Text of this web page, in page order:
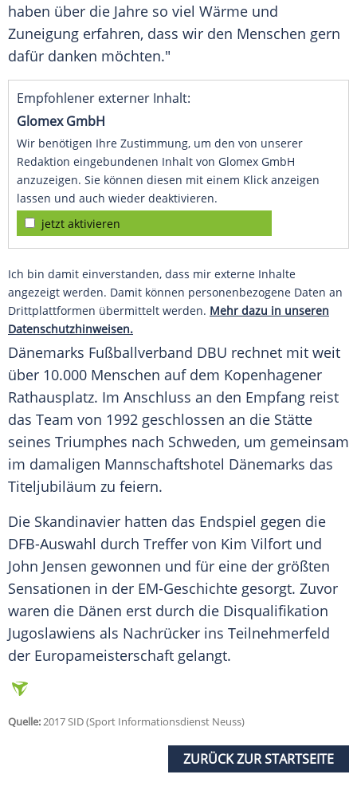
haben über die Jahre so viel Wärme und
Zuneigung erfahren, dass wir den Menschen gern
dafür danken möchten."
Empfohlener externer Inhalt:
Glomex GmbH
Wir benötigen Ihre Zustimmung, um den von unserer
Redaktion eingebundenen Inhalt von Glomex GmbH
anzuzeigen. Sie können diesen mit einem Klick anzeigen
lassen und auch wieder deaktivieren.
jetzt aktivieren
Ich bin damit einverstanden, dass mir externe Inhalte
angezeigt werden. Damit können personenbezogene Daten an
Drittplattformen übermittelt werden. Mehr dazu in unseren
Datenschutzhinweisen.
Dänemarks Fußballverband DBU rechnet mit weit
über 10.000 Menschen auf dem Kopenhagener
Rathausplatz. Im Anschluss an den Empfang reist
das Team von 1992 geschlossen an die Stätte
seines Triumphes nach Schweden, um gemeinsam
im damaligen Mannschaftshotel Dänemarks das
Titeljubiläum zu feiern.
Die Skandinavier hatten das Endspiel gegen die
DFB-Auswahl durch Treffer von Kim Vilfort und
John Jensen gewonnen und für eine der größten
Sensationen in der EM-Geschichte gesorgt. Zuvor
waren die Dänen erst durch die Disqualifikation
Jugoslawiens als Nachrücker ins Teilnehmerfeld
der Europameisterschaft gelangt.
Quelle:2017 SID (Sport Informationsdienst Neuss)
ZURÜCK ZUR STARTSEITE